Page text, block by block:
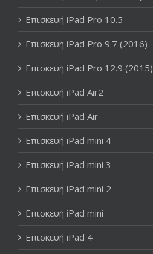
Επισκευή iPad Pro 10.5
Επισκευή iPad Pro 9.7 (2016)
Επισκευή iPad Pro 12.9 (2015)
Επισκευή iPad Air2
Επισκευή iPad Air
Επισκευή iPad mini 4
Επισκευή iPad mini 3
Επισκευή iPad mini 2
Επισκευή iPad mini
Επισκευή iPad 4